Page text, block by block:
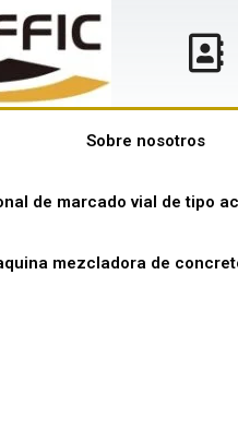
Sobre nosotros
de marcado vial de tipo
mezcladora de